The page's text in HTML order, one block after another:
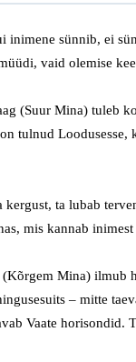
inimene sünnib, ei
vaid olemise
(Suur Mina)tuleb
tulnud Loodusesse,
kergust, ta lubab
mis kannab
(Kõrgem Mina)ilmub
suits – mitte
Vaate horisondid. T